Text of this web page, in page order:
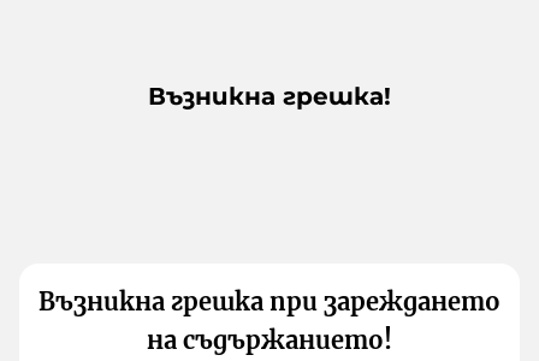
Възникна грешка!
Възникна грешка при зареждането
на съдържанието!